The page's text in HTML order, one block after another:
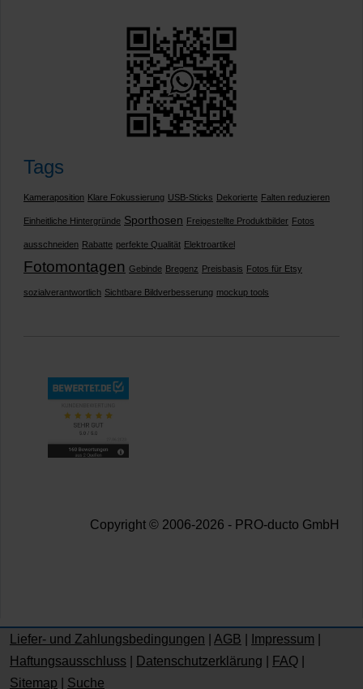
Tags
Kameraposition Klare Fokussierung USB-Sticks Dekorierte Falten reduzieren
Einheitliche Hintergründe Sporthosen Freigestellte Produktbilder Fotos
ausschneiden Rabatte perfekte Qualität Elektroartikel
Fotomontagen Gebinde Bregenz Preisbasis Fotos für Etsy
sozialverantwortlich Sichtbare Bildverbesserung mockup tools
Copyright © 2006-2026 - PRO-ducto GmbH
Liefer- und Zahlungsbedingungen AGB Impressum
Haftungsausschluss
Datenschutzerklärung FAQ
Sitemap
Suche